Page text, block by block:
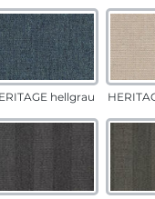
hellgrau